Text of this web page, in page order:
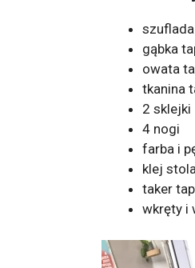
szuflada
gąbka
owata
tkanina
2 sklejki
4 nogi
farba i
klej
taker
wkręty i